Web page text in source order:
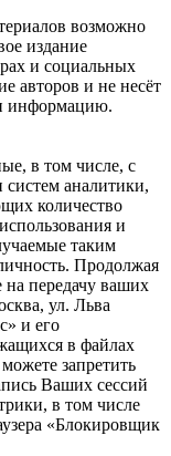
возможно
издание
и социальных
авторов и не несёт
информацию.
в том числе, с
аналитики,
количество
и
таким
Продолжая
на передачу ваших
ул. Льва
и его
в файлах
запретить
Ваших сессий
в том числе
«Блокировщик